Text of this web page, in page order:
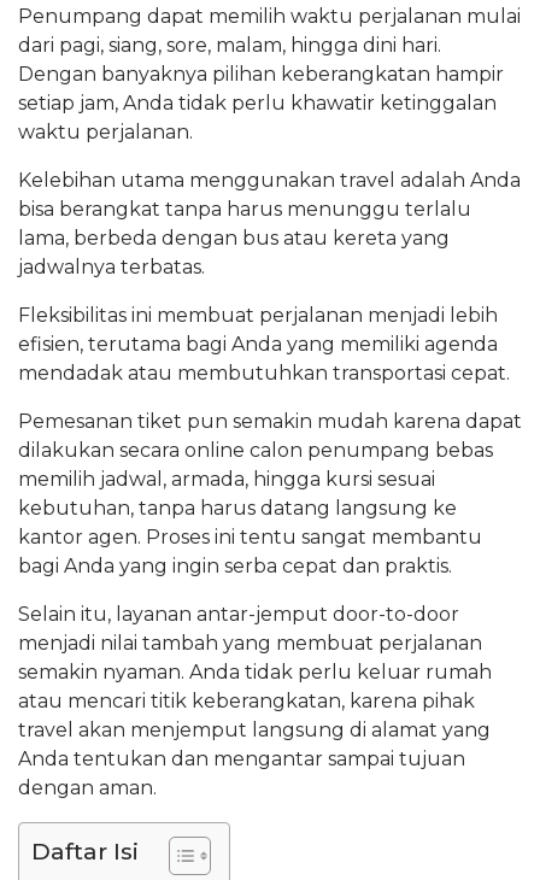
Penumpang dapat memilih waktu perjalanan mulai
dari pagi, siang, sore, malam, hingga dini hari.
Dengan banyaknya pilihan keberangkatan hampir
setiap jam, Anda tidak perlu khawatir ketinggalan
waktu perjalanan.
Kelebihan utama menggunakan travel adalah Anda
bisa berangkat tanpa harus menunggu terlalu
lama, berbeda dengan bus atau kereta yang
jadwalnya terbatas.
Fleksibilitas ini membuat perjalanan menjadi lebih
efisien, terutama bagi Anda yang memiliki agenda
mendadak atau membutuhkan transportasi cepat.
Pemesanan tiket pun semakin mudah karena dapat
dilakukan secara online calon penumpang bebas
memilih jadwal, armada, hingga kursi sesuai
kebutuhan, tanpa harus datang langsung ke
kantor agen. Proses ini tentu sangat membantu
bagi Anda yang ingin serba cepat dan praktis.
Selain itu, layanan antar-jemput door-to-door
menjadi nilai tambah yang membuat perjalanan
semakin nyaman. Anda tidak perlu keluar rumah
atau mencari titik keberangkatan, karena pihak
travel akan menjemput langsung di alamat yang
Anda tentukan dan mengantar sampai tujuan
dengan aman.
Daftar Isi